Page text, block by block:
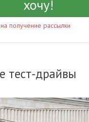
получение рассылки
тест-драйвы